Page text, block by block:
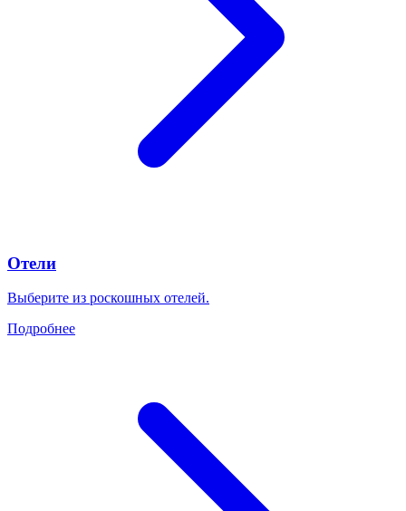
Отели
Выберите из роскошных отелей.
Подробнее